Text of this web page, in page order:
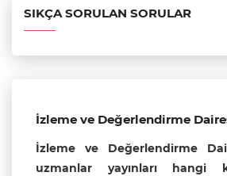
SIKÇA SORULAN SORULAR
İzleme ve Değerlendirme
İzleme ve Değerlendirme
uzmanlar yayınları hangi